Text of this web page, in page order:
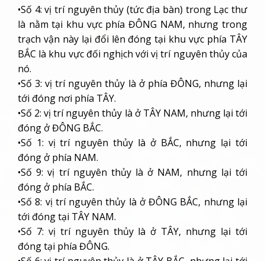
•Số 4: vị trí nguyên thủy (tức địa bàn) trong Lạc thư
là nằm tại khu vực phía ĐÔNG NAM, nhưng trong
trạch vận này lại đổi lên đóng tại khu vực phía TÂY
BẮC là khu vực đối nghịch với vị trí nguyên thủy của
nó.
•Số 3: vị trí nguyên thủy là ở phía ĐÔNG, nhưng lại
tới đóng nơi phía TÂY.
•Số 2: vị trí nguyên thủy là ở TÂY NAM, nhưng lại tới
đóng ở ĐÔNG BẮC.
•Số 1: vị trí nguyên thủy là ở BẮC, nhưng lại tới
đóng ở phía NAM.
•Số 9: vị trí nguyên thủy là ở NAM, nhưng lại tới
đóng ở phía BẮC.
•Số 8: vị trí nguyên thủy là ở ĐÔNG BẮC, nhưng lại
tới đóng tại TÂY NAM.
•Số 7: vị trí nguyên thủy là ở TÂY, nhưng lại tới
đóng tại phía ĐÔNG.